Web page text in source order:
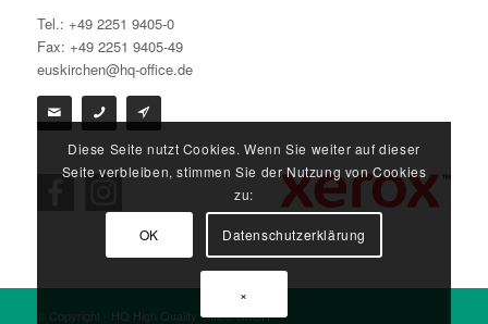
Tel.: +49 2251 9405-0
Fax: +49 2251 9405-49
euskirchen@hq-office.de
© Copyright - HQ High Quality Office GmbH
Diese Seite nutzt Cookies. Wenn Sie weiter auf dieser
Seite verbleiben, stimmen Sie der Nutzung von Cookies
zu:
OK Datenschutzerklärung
×